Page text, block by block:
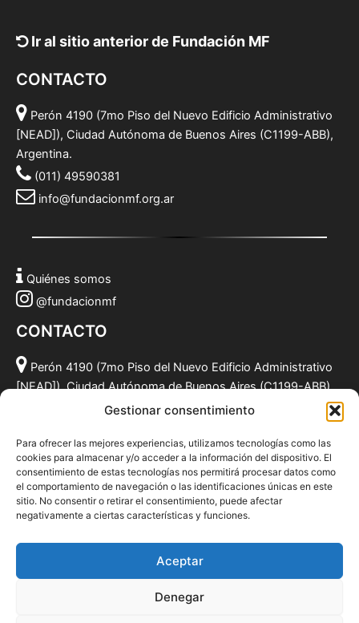
Gestionar consentimiento
Para ofrecer las mejores experiencias, utilizamos tecnologías como las
cookies para almacenar y/o acceder a la información del dispositivo. El
consentimiento de estas tecnologías nos permitirá procesar datos como
el comportamiento de navegación o las identificaciones únicas en este
sitio. No consentir o retirar el consentimiento, puede afectar
negativamente a ciertas características y funciones.
Aceptar
Denegar
Ir al sitio anterior de Fundación MF
CONTACTO
Perón 4190 (7mo Piso del Nuevo Edificio Administrativo
[NEAD]), Ciudad Autónoma de Buenos Aires (C1199-ABB),
Argentina.
(011) 49590381
info@fundacionmf.org.ar
Quiénes somos
@fundacionmf
CONTACTO
Perón 4190 (7mo Piso del Nuevo Edificio Administrativo
[NEAD]), Ciudad Autónoma de Buenos Aires (C1199-ABB),
info@fundacionmf.org.ar
Politica de privacidad